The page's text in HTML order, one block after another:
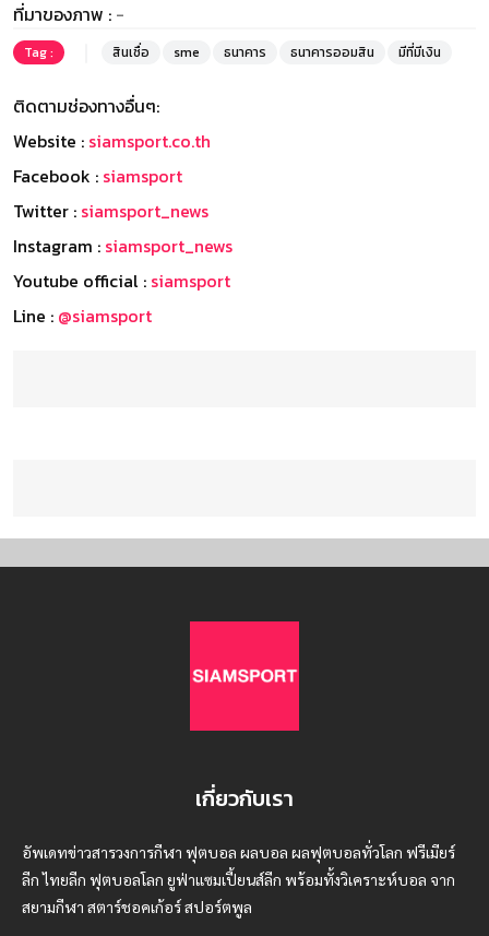
ที่มาของภาพ : -
Tag : สินเชื่อ sme ธนาคาร ธนาคารออมสิน มีที่มีเงิน
ติดตามช่องทางอื่นๆ:
Website : siamsport.co.th
Facebook : siamsport
Twitter : siamsport_news
Instagram : siamsport_news
Youtube official : siamsport
Line : @siamsport
เกี่ยวกับเรา
อัพเดทข่าวสารวงการกีฬา ฟุตบอล ผลบอล ผลฟุตบอลทั่วโลก ฟรีเมียร์
ลีก ไทยลีก ฟุตบอลโลก ยูฟ่าแซมเปี้ยนส์ลีก พร้อมทั้งวิเคราะห์บอล จาก
สยามกีฬา สตาร์ชอคเก้อร์ สปอร์ตพูล